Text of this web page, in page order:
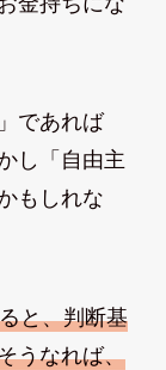
であれば
し「自由主
もしれな
と、判断基
うなれば、